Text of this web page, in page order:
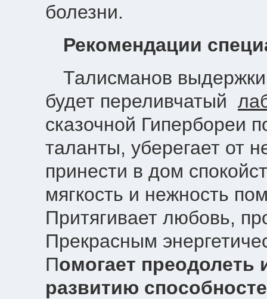
болезни.
Рекомендации
Талисманов
будет переливчатый
сказочной Гипербореи
таланты, уберегает от
принести в дом
мягкость и нежность
Притягивает любовь,
Прекрасным
Помогает преодолеть
развитию